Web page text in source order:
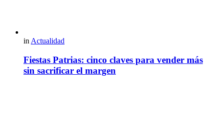
in Actualidad
Fiestas Patrias: cinco claves para vender más
sin sacrificar el margen